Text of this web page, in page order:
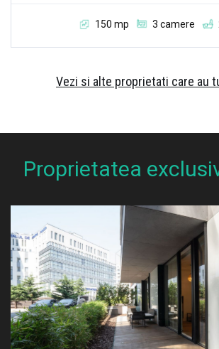
150 mp 3 camere
Vezi si alte proprietati care au
Proprietatea